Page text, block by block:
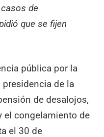
de
que se fijen
pública por la
presidencia de la
de desalojos,
el congelamiento de
el 30 de